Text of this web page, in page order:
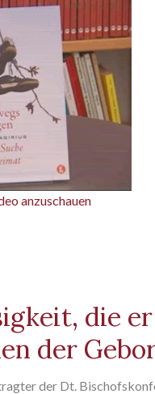
anzuschauen
die
der
der Dt.